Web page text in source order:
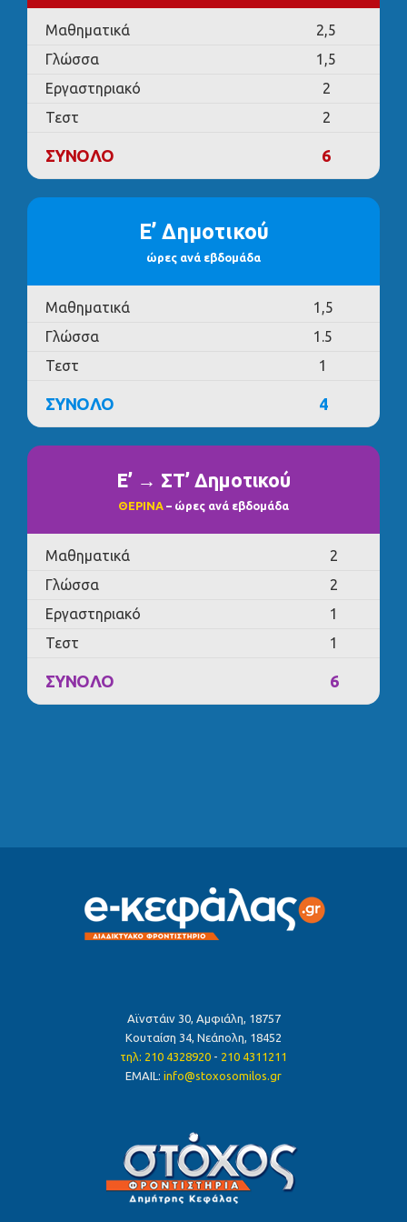
Μαθηματικά
2,5
Γλώσσα
1,5
Εργαστηριακό
2
Τεστ
2
ΣΥΝΟΛΟ 6
Ε’ Δημοτικού
ώρες ανά εβδομάδα
Μαθηματικά
1,5
Γλώσσα
1.5
Τεστ
1
ΣΥΝΟΛΟ 4
Ε’ → ΣΤ’ Δημοτικού
ΘΕΡΙΝΑ – ώρες ανά εβδομάδα
Μαθηματικά
2
Γλώσσα
2
Εργαστηριακό
1
Τεστ
1
ΣΥΝΟΛΟ 6
Αϊνστάιν 30, Αμφιάλη, 18757
Κουταίση 34, Νεάπολη, 18452
τηλ: 210 4328920 - 210 4311211
ΕMAIL: info@stoxosomilos.gr